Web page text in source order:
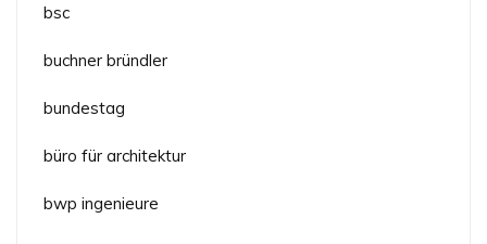
bsc
buchner bründler
bundestag
büro für architektur
bwp ingenieure